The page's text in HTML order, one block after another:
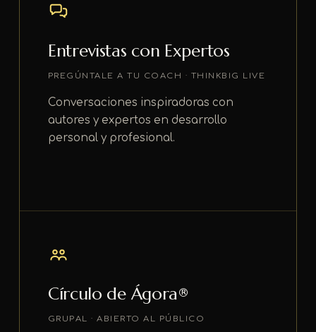
Entrevistas con Expertos
PREGÚNTALE A TU COACH · THINKBIG LIVE
Conversaciones inspiradoras con
autores y expertos en desarrollo
personal y profesional.
Círculo de Ágora®
GRUPAL · ABIERTO AL PÚBLICO